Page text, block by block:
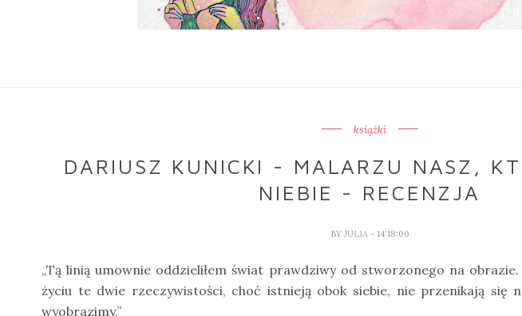
książki
DARIUSZ KUNICKI - MALARZU NASZ,
NIEBIE - RECENZJA
BY JULIA - 14:18:00
„Tą linią umownie oddzieliłem świat prawdziwy od stworzonego na
życiu te dwie rzeczywistości, choć istnieją obok siebie, nie przenikają się
wyobrazimy.”